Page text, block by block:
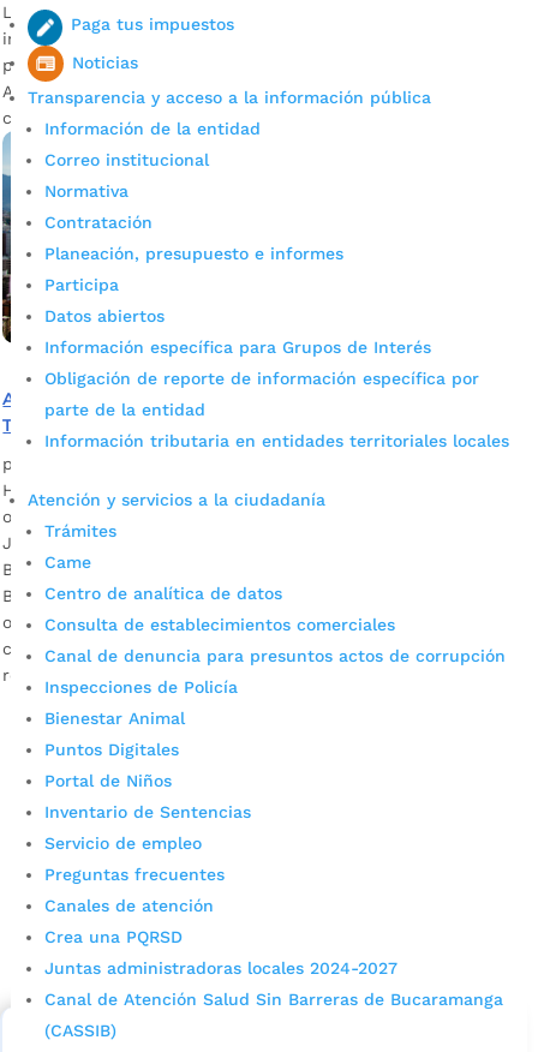
Paga tus impuestos
Noticias
Transparencia y acceso a la información pública
Información de la entidad
Correo institucional
Normativa
Contratación
Planeación, presupuesto e informes
Participa
Datos abiertos
Información específica para Grupos de Interés
Obligación de reporte de información específica por
parte de la entidad
Información tributaria en entidades territoriales locales
Atención y servicios a la ciudadanía
Trámites
Came
Centro de analítica de datos
Consulta de establecimientos comerciales
Canal de denuncia para presuntos actos de corrupción
Inspecciones de Policía
Bienestar Animal
Puntos Digitales
Portal de Niños
Inventario de Sentencias
Servicio de empleo
Preguntas frecuentes
Canales de atención
Crea una PQRSD
Juntas administradoras locales 2024-2027
Canal de Atención Salud Sin Barreras de Bucaramanga
(CASSIB)
La Alcaldía de Bucaramanga comparte la siguiente
información de interés e incentiva a la comunidad a ser
parte del Consejo Consultivo Territorial. Fotografía: Prensa
Alcaldía de Bucaramanga La Secretaría de Planeación
convoca a representantes de: Organizaciones...
Alcaldía invita a elegir ternas para el Consejo Consultivo
Territorial
por
Hasta el 25 de marzo próximo tienen plazo las
organizaciones para entregar las ternas. Descargar audio:
Joaquín Augusto Tobón – Secretario de Planeación de
Bucaramanga Desde la secretaría de Planeación de
Bucaramanga se hace un llamado a representantes de
organizaciones gremiales, profesionales, ecológicas, cívicas y
comunitaria vinculadas con el desarrollo urbano, para que
realicen las […]
Cupos Escolares Bucaramanga 2022
Consulta aqui los pasos para inscribirse y solicitar un
cupo escolar en los colegios oficiales de
Bucaramanga.